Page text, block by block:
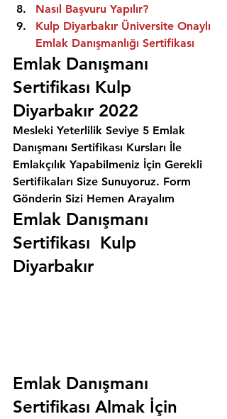
Nasıl Başvuru Yapılır?
Kulp Diyarbakır Üniversite Onaylı
Emlak Danışmanlığı Sertifikası
Emlak Danışmanı
Sertifikası Kulp
Diyarbakır 2022
Mesleki Yeterlilik Seviye 5 Emlak
Danışmanı Sertifikası Kursları İle
Emlakçılık Yapabilmeniz İçin Gerekli
Sertifikaları Size Sunuyoruz. Form
Gönderin Sizi Hemen Arayalım
Emlak Danışmanı
Sertifikası  Kulp
Diyarbakır
Emlak Danışmanı
Sertifikası Almak İçin